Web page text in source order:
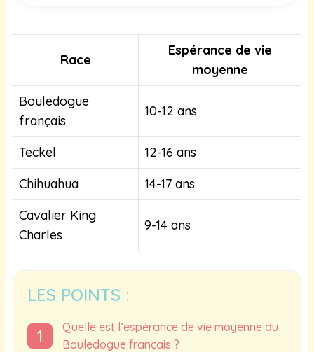
Race
Espérance de vie
moyenne
Bouledogue
français
10-12 ans
Teckel
12-16 ans
Chihuahua
14-17 ans
Cavalier King
Charles
9-14 ans
LES POINTS :
Quelle est l’espérance de vie moyenne du
Bouledogue français ?